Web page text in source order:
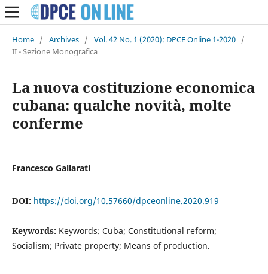
Home / Archives / Vol. 42 No. 1 (2020): DPCE Online 1-2020 /
II - Sezione Monografica
La nuova costituzione economica
cubana: qualche novità, molte
conferme
Francesco Gallarati
DOI: https://doi.org/10.57660/dpceonline.2020.919
Keywords: Keywords: Cuba; Constitutional reform;
Socialism; Private property; Means of production.